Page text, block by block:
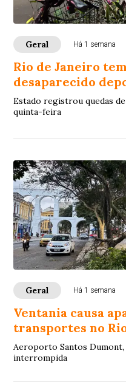
Geral Há 1 semana
Rio de Janeiro
desaparecido
Estado registrou quedas
quinta-feira
Geral Há 1 semana
Ventania causa
transportes no
Aeroporto Santos
interrompida